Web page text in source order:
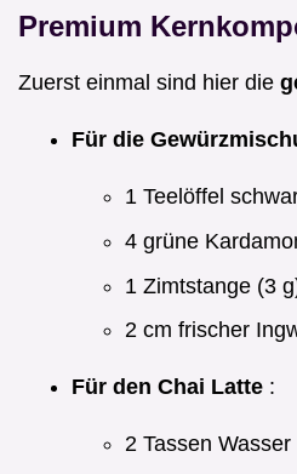
Premium
Zuerst einmal sind hier die
Für die
1 Teelöffel
4 grüne
1 Zimtstange (3
2 cm frischer
Für den Chai Latte :
2 Tassen